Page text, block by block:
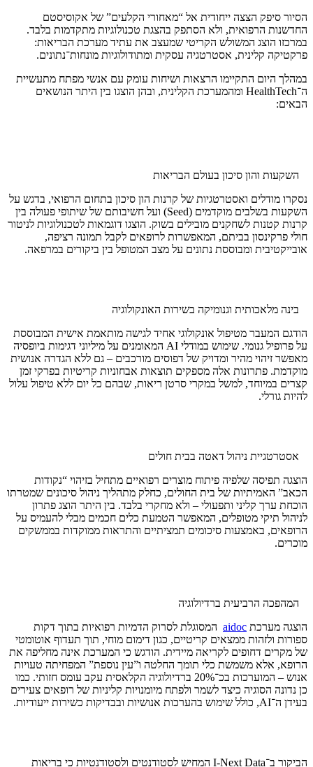
הסיור סיפק הצצה ייחודית אל “מאחורי הקלעים” של אקוסיסטם
החדשנות הרפואית, ולא הסתפק בהצגת טכנולוגיות מתקדמות בלבד.
במרכזו הוצג המשולש הקריטי שמעצב את עתיד מערכת הבריאות:
פרקטיקה קלינית, אסטרטגיה עסקית ומתודולוגיות מונחות־נתונים.
במהלך היום התקיימו הרצאות ושיחות עומק עם אנשי מפתח מתעשיית
ה־HealthTech ומהמערכת הקלינית, ובהן הוצגו בין היתר הנושאים
הבאים:
השקעות והון סיכון בעולם הבריאות
נסקרו מודלים ואסטרטגיות של קרנות הון סיכון בתחום הרפואי, בדגש על
השקעות בשלבים מוקדמים (Seed) ועל חשיבותם של שיתופי פעולה בין
קרנות קטנות לשחקנים מובילים בשוק. הוצגו דוגמאות לטכנולוגיות לניטור
חולי פרקינסון בביתם, המאפשרות לרופאים לקבל תמונה רציפה,
אובייקטיבית ומבוססת נתונים על מצב המטופל בין ביקורים במרפאה.
בינה מלאכותית וגנומיקה בשירות האונקולוגיה
הודגם המעבר מטיפול אונקולוגי אחיד לגישה מותאמת אישית המבוססת
על פרופיל גנומי. שימוש במודלי AI המאומנים על מיליוני דגימות ביופסיה
מאפשר זיהוי מהיר ומדויק של דפוסים מורכבים – גם ללא הגדרה אנושית
מוקדמת. פתרונות אלה מספקים תוצאות אבחוניות קריטיות בפרקי זמן
קצרים במיוחד, למשל במקרי סרטן ריאות, שבהם כל יום ללא טיפול עלול
להיות גורלי.
אסטרטגיית ניהול דאטה בבית חולים
הוצגה תפיסה שלפיה פיתוח מוצרים רפואיים מתחיל בזיהוי “נקודות
הכאב” האמיתיות של בית החולים, כחלק מתהליך ניהול סיכונים שמטרתו
הוכחת ערך קליני ותפעולי – ולא מחקרי בלבד. בין היתר הוצג פתרון
לניהול תיקי מטופלים, המאפשר הטמעת כלים חכמים מבלי להעמיס על
הרופאים, באמצעות סיכומים תמציתיים והתראות ממוקדות בממשקים
מוכרים.
המהפכה הרביעית ברדיולוגיה
הוצגה מערכת aidoc המסוגלת לסרוק הדמיות רפואיות בתוך דקות
ספורות ולזהות ממצאים קריטיים, כגון דימום מוחי, תוך תעדוף אוטומטי
של מקרים דחופים לקריאה מיידית. הודגש כי המערכת אינה מחליפה את
הרופא, אלא משמשת כלי תומך החלטה ו”עין נוספת” המפחיתה טעויות
אנוש – המוערכות בכ־20% ברדיולוגיה הקלאסית עקב עומס חזותי. כמו
כן נדונה הסוגיה כיצד לשמר ולפתח מיומנויות קליניות של רופאים צעירים
בעידן ה־AI, כולל שימוש בהערכות אנושיות ובבדיקות כשירות ייעודיות.
הביקור ב־I-Next Data המחיש לסטודנטים ולסטודנטיות כי בריאות